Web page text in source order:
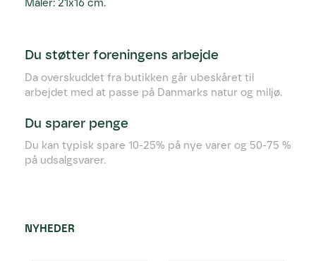
Måler: 21x16 cm.
Du støtter foreningens arbejde
Da overskuddet fra butikken går ubeskåret til
arbejdet med at passe på Danmarks natur og miljø.
Du sparer penge
Du kan typisk spare 10-25% på nye varer og 50-75 %
på udsalgsvarer.
NYHEDER